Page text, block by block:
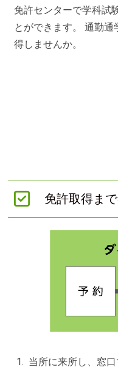
免許センターで学科試
とができます。 通勤
得しませんか。
免許取得ま
当所に来所し、窓